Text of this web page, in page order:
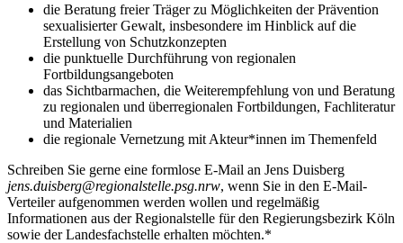
die Beratung freier Träger zu Möglichkeiten der Prävention
sexualisierter Gewalt, insbesondere im Hinblick auf die
Erstellung von Schutzkonzepten
die punktuelle Durchführung von regionalen
Fortbildungsangeboten
das Sichtbarmachen, die Weiterempfehlung von und Beratung
zu regionalen und überregionalen Fortbildungen, Fachliteratur
und Materialien
die regionale Vernetzung mit Akteur*innen im Themenfeld
Schreiben Sie gerne eine formlose E-Mail an Jens Duisberg
jens.duisberg@regionalstelle.psg.nrw, wenn Sie in den E-Mail-
Verteiler aufgenommen werden wollen und regelmäßig
Informationen aus der Regionalstelle für den Regierungsbezirk Köln
sowie der Landesfachstelle erhalten möchten.*